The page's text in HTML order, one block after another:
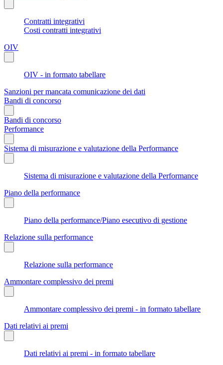
Contratti integrativi
Costi contratti integrativi
OIV
OIV - in formato tabellare
Sanzioni per mancata comunicazione dei dati
Bandi di concorso
Bandi di concorso
Performance
Sistema di misurazione e valutazione della Performance
Sistema di misurazione e valutazione della Performance
Piano della performance
Piano della performance/Piano esecutivo di gestione
Relazione sulla performance
Relazione sulla performance
Ammontare complessivo dei premi
Ammontare complessivo dei premi - in formato tabellare
Dati relativi ai premi
Dati relativi ai premi - in formato tabellare